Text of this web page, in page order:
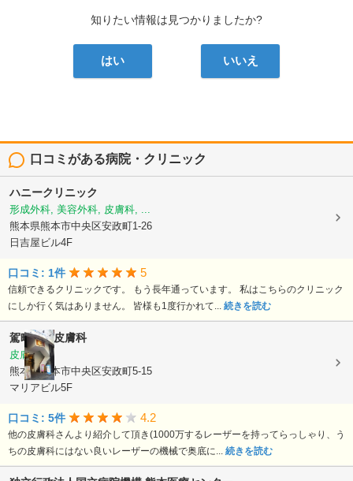
知りたい情報は見つかりましたか?
はい いいえ
口コミがある病院・クリニック
ハニークリニック
形成外科, 美容外科, 皮膚科, ...
熊本県熊本市中央区安政町1-26
日吉屋ビル4F
口コミ: 1件 5
信頼できるクリニックです。 もう長年通っています。 私はこちらのクリニック
にしか行く気はありません。 皆様も1度行かれて... 続きを読む
駕町太田皮膚科
皮膚科
熊本県熊本市中央区安政町5-15
マリアビル5F
口コミ: 5件 4.2
他の皮膚科さんより紹介して頂き(1000万するレーザーを持ってらっしゃり、う
ちの皮膚科にはない良いレーザーの機械で奥底に... 続きを読む